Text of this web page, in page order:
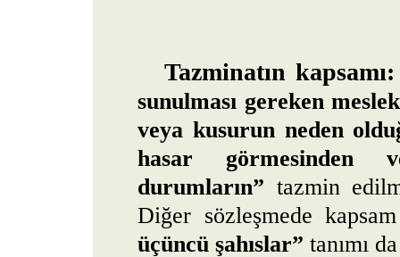
Tazminatın kapsamı:
sunulması gereken
veya kusurun neden
hasar görmesinden
durumların” tazmin
Diğer sözleşmede
üçüncü şahıslar” tanımı